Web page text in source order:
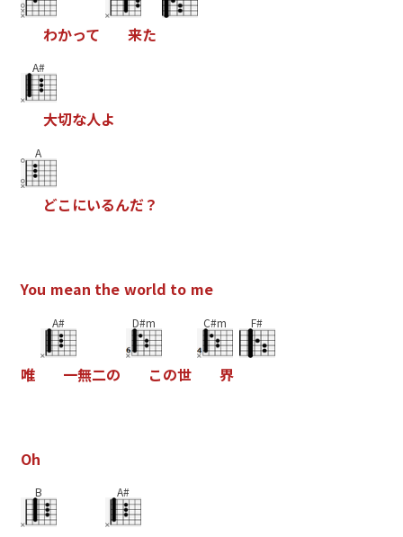
わかって 来た
A#
大切な人よ
A
どこ にいるんだ？
You mean the world to me
唯
A#
一無二の
D#m
この世
C#m
界
F#
Oh
B A#